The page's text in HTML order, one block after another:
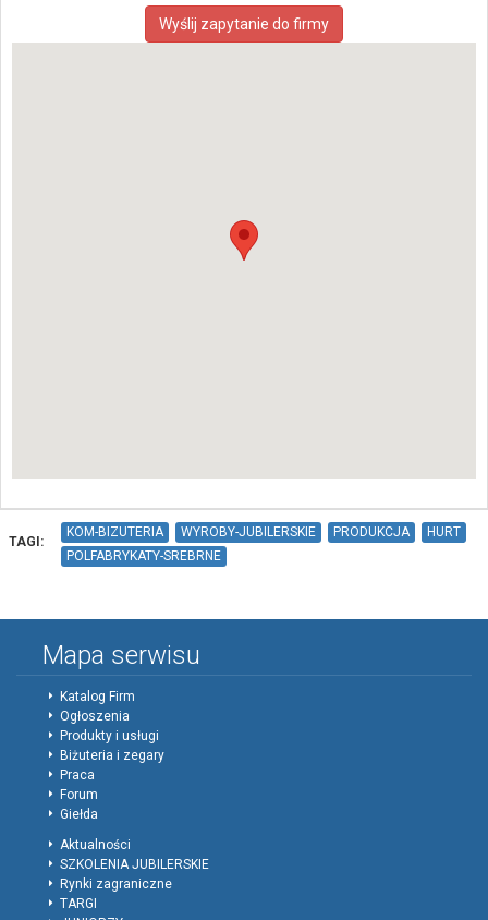
Wyślij zapytanie do firmy
TAGI:
KOM-BIZUTERIA WYROBY-JUBILERSKIE PRODUKCJA
HURT
POLFABRYKATY-SREBRNE
Mapa serwisu
Katalog Firm
Ogłoszenia
Produkty i usługi
Biżuteria i zegary
Praca
Forum
Giełda
Aktualności
SZKOLENIA JUBILERSKIE
Rynki zagraniczne
TARGI